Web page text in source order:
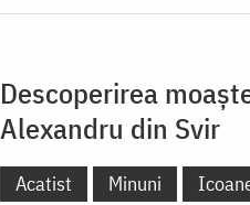
Descoperirea
Alexandru din Svir
Acatist Minuni